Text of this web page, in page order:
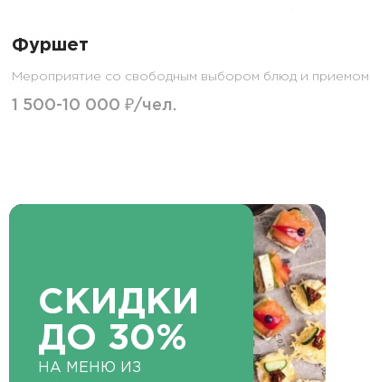
Фуршет
Мероприятие со свободным выбором блюд и приемом
1 500-10 000 ₽/чел.
СКИДКИ
ДО 30%
НА МЕНЮ ИЗ